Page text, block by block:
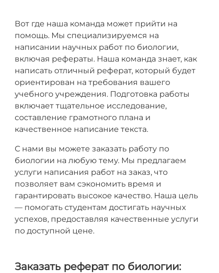
Вот где наша команда может прийти на
помощь. Мы специализируемся на
написании научных работ по биологии,
включая рефераты. Наша команда знает, как
написать отличный реферат, который будет
ориентирован на требования вашего
учебного учреждения. Подготовка работы
включает тщательное исследование,
составление грамотного плана и
качественное написание текста.
С нами вы можете заказать работу по
биологии на любую тему. Мы предлагаем
услуги написания работ на заказ, что
позволяет вам сэкономить время и
гарантировать высокое качество. Наша цель
— помогать студентам достигать научных
успехов, предоставляя качественные услуги
по доступной цене.
Заказать реферат по биологии: